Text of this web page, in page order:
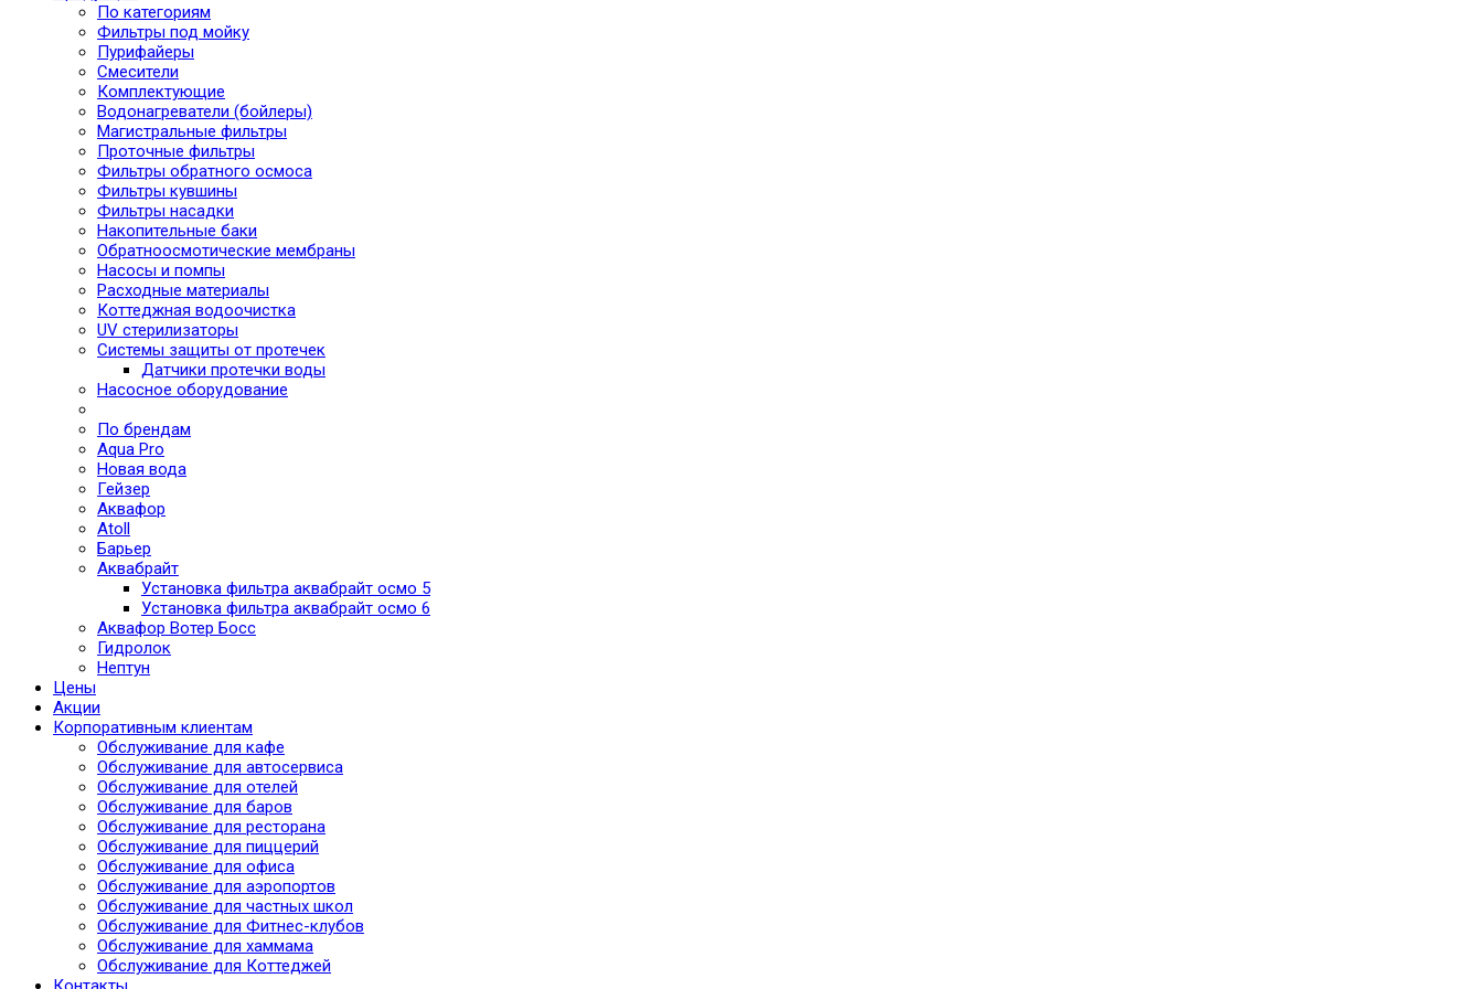
По категориям
Фильтры под мойку
Пурифайеры
Смесители
Комплектующие
Водонагреватели (бойлеры)
Магистральные фильтры
Проточные фильтры
Фильтры обратного осмоса
Фильтры кувшины
Фильтры насадки
Накопительные баки
Обратноосмотические мембраны
Насосы и помпы
Расходные материалы
Коттеджная водоочистка
UV стерилизаторы
Системы защиты от протечек
Датчики протечки воды
Насосное оборудование
По брендам
Aqua Pro
Новая вода
Гейзер
Аквафор
Atoll
Барьер
Аквабрайт
Установка фильтра аквабрайт осмо 5
Установка фильтра аквабрайт осмо 6
Аквафор Вотер Босс
Гидролок
Нептун
Цены
Акции
Корпоративным клиентам
Обслуживание для кафе
Обслуживание для автосервиса
Обслуживание для отелей
Обслуживание для баров
Обслуживание для ресторана
Обслуживание для пиццерий
Обслуживание для офиса
Обслуживание для аэропортов
Обслуживание для частных школ
Обслуживание для Фитнес-клубов
Обслуживание для хаммама
Обслуживание для Коттеджей